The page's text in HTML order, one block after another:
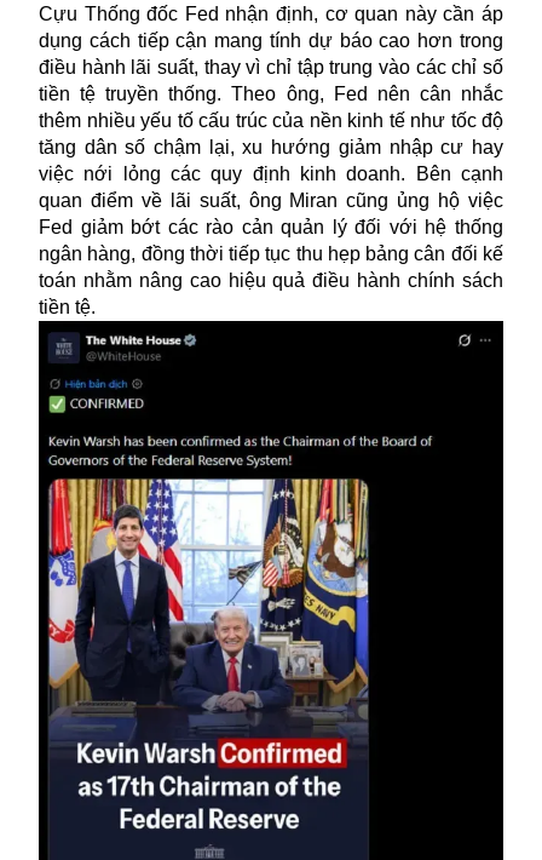
Cựu Thống đốc Fed nhận định, cơ quan này cần áp
dụng cách tiếp cận mang tính dự báo cao hơn trong
điều hành lãi suất, thay vì chỉ tập trung vào các chỉ số
tiền tệ truyền thống. Theo ông, Fed nên cân nhắc
thêm nhiều yếu tố cấu trúc của nền kinh tế như tốc độ
tăng dân số chậm lại, xu hướng giảm nhập cư hay
việc nới lỏng các quy định kinh doanh. Bên cạnh
quan điểm về lãi suất, ông Miran cũng ủng hộ việc
Fed giảm bớt các rào cản quản lý đối với hệ thống
ngân hàng, đồng thời tiếp tục thu hẹp bảng cân đối kế
toán nhằm nâng cao hiệu quả điều hành chính sách
tiền tệ.